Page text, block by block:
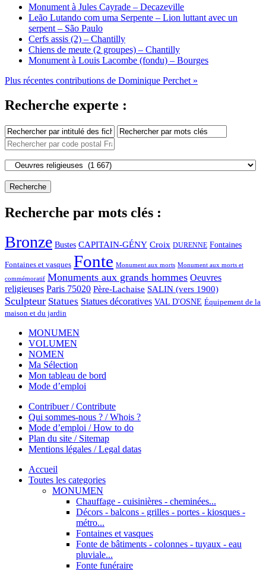
Monument à Jules Cayrade – Decazeville
Leão Lutando com uma Serpente – Lion luttant avec un
serpent – São Paulo
Cerfs assis (2) – Chantilly
Chiens de meute (2 groupes) – Chantilly
Monument à Louis Lacombe (fondu) – Bourges
Plus récentes contributions de Dominique Perchet »
Recherche experte :
Recherche par mots clés :
Bronze Bustes CAPITAIN-GÉNY Croix DURENNE Fontaines
Fontaines et vasques Fonte Monument aux morts Monument aux morts et
commémoratif Monuments aux grands hommes Oeuvres
religieuses Paris 75020 Père-Lachaise SALIN (vers 1900)
Sculpteur Statues Statues décoratives VAL D'OSNE Équipement de la
maison et du jardin
MONUMEN
VOLUMEN
NOMEN
Ma Sélection
Mon tableau de bord
Mode d’emploi
Contribuer / Contribute
Qui sommes-nous ? / Whois ?
Mode d’emploi / How to do
Plan du site / Sitemap
Mentions légales / Legal datas
Accueil
Toutes les categories
MONUMEN
Chauffage - cuisinières - cheminées...
Décors - balcons - grilles - portes - kiosques -
métro...
Fontaines et vasques
Fonte de bâtiments - colonnes - tuyaux - eau
pluviale...
Fonte funéraire